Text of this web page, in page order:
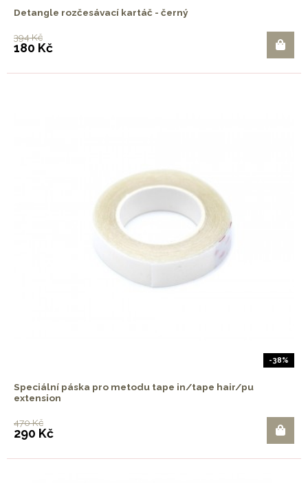
Detangle rozčesávací kartáč - černý
394 Kč
180 Kč
-38%
Speciální páska pro metodu tape in/tape hair/pu
extension
470 Kč
290 Kč